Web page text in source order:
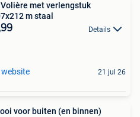
met verlengstuk
m staal
Details
website 21 jul 26
voor buiten (en binnen)